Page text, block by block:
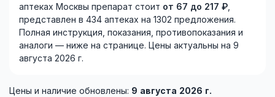
аптеках Москвы препарат стоит от 67 до 217 ₽,
представлен в 434 аптеках на 1302 предложения.
Полная инструкция, показания, противопоказания и
аналоги — ниже на странице. Цены актуальны на 9
августа 2026 г.
Цены и наличие обновлены: 9 августа 2026 г.